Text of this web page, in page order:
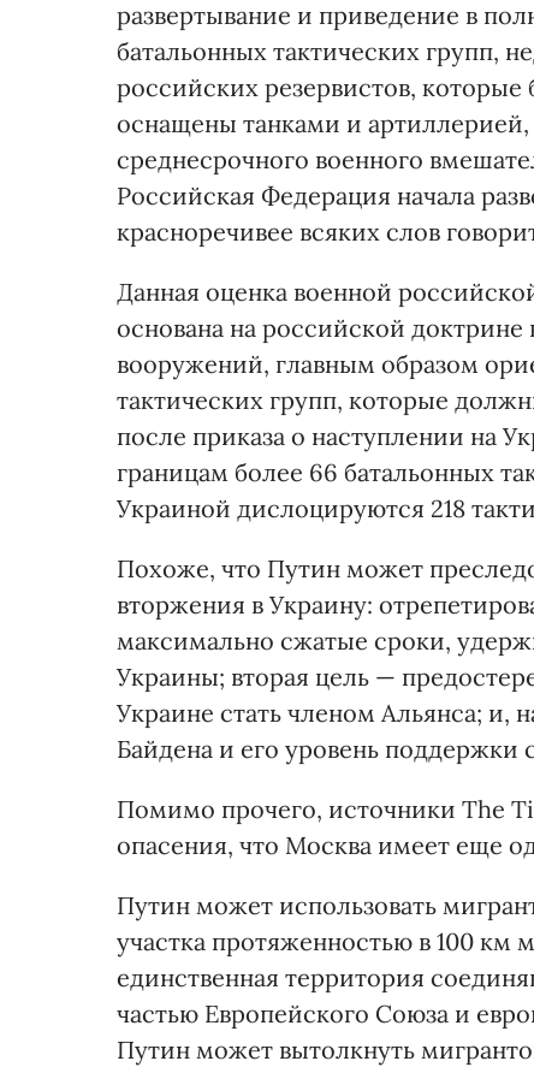
развертывание и приведение в
батальонных тактических групп,
российских резервистов,
оснащены танками и
среднесрочного военного
Российская Федерация начала
красноречивее всяких слов
Данная оценка военной
основана на российской
вооружений, главным образом
тактических групп, которые
после приказа о наступлении на
границам более 66 батальонных
Украиной дислоцируются 218
Похоже, что Путин может
вторжения в Украину:
максимально сжатые сроки,
Украины; вторая цель —
Украине стать членом Альянса; и,
Байдена и его уровень поддержки
Помимо прочего, источники The
опасения, что Москва имеет еще
Путин может использовать
участка протяженностью в 100
единственная территория
частью Европейского Союза и
Путин может вытолкнуть